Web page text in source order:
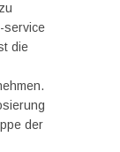
service
die
der